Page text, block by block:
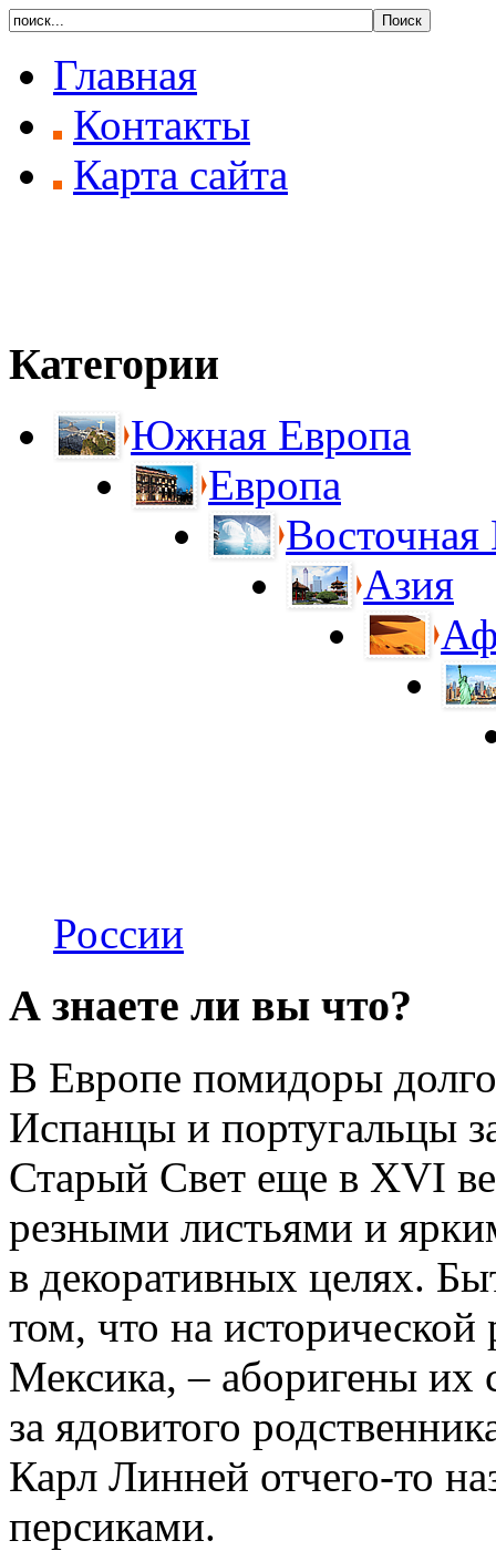
Главная
Контакты
Карта сайта
Категории
Южная Европа
Европа
Восточная
Азия
России
А знаете ли вы что?
В Европе помидоры
Испанцы и португальцы
Старый Свет еще в XVI
резными листьями и
в декоративных целях.
том, что на
Мексика, – аборигены их
за ядовитого
Карл Линней отчего-то
персиками.